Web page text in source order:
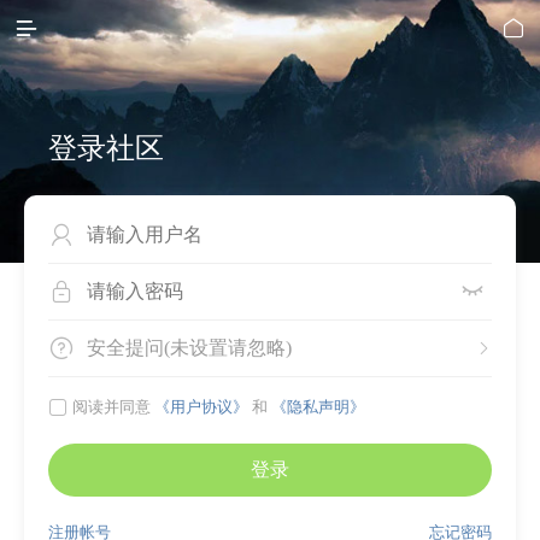
 
登录社区

 
 
安全提问(未设置请忽略)
 阅读并同意 《用户协议》 和 《隐私声明》
登录
忘记密码
注册帐号